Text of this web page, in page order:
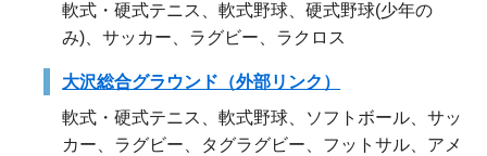
軟式・硬式テニス、軟式野球、硬式野球(少年の
み)、サッカー、ラグビー、ラクロス
大沢総合グラウンド（外部リンク）
軟式・硬式テニス、軟式野球、ソフトボール、サッ
カー、ラグビー、タグラグビー、フットサル、アメ